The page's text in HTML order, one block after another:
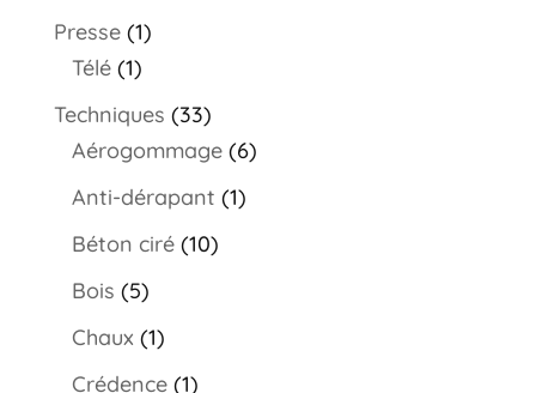
Presse (1)
Télé (1)
Techniques (33)
Aérogommage (6)
Anti-dérapant (1)
Béton ciré (10)
Bois (5)
Chaux (1)
Crédence (1)